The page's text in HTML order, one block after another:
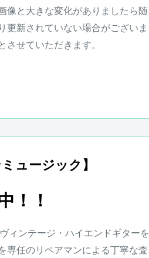
像と大きな変化がありましたら随
更新されていない場合がございま
せていただきます。
1年となります。保証期
は、無料で調整・修理致します。
品、セット等に含まれる楽器本体
。また、配送にかかる費用は原則
期不良などがあった場合、弊社に
ュージック】
！！
ィンテージ・ハイエンドギターを
専任のリペアマンによる丁寧な査